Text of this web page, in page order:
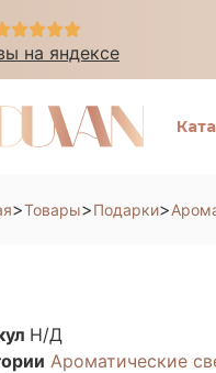

на яндексе
>Товары>Подарки>
Н/Д
Ароматические